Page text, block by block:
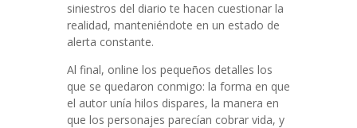
siniestros del diario te hacen cuestionar la
realidad, manteniéndote en un estado de
alerta constante.
Al final, online los pequeños detalles los
que se quedaron conmigo: la forma en que
el autor unía hilos dispares, la manera en
que los personajes parecían cobrar vida, y